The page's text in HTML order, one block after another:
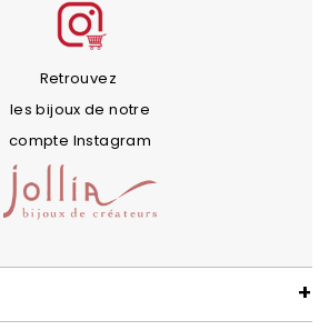
Retrouvez
les bijoux de notre
compte Instagram